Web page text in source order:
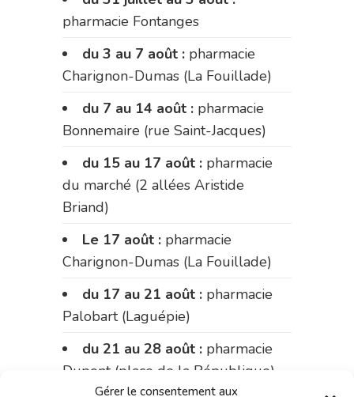
Gérer le consentement aux
pharmacie Fontanges
du 3 au 7 août : pharmacie
Charignon-Dumas (La Fouillade)
du 7 au 14 août : pharmacie
Bonnemaire (rue Saint-Jacques)
du 15 au 17 août : pharmacie
du marché (2 allées Aristide
Briand)
Le 17 août : pharmacie
Charignon-Dumas (La Fouillade)
du 17 au 21 août : pharmacie
Palobart (Laguépie)
du 21 au 28 août : pharmacie
Dupont (place de la République)